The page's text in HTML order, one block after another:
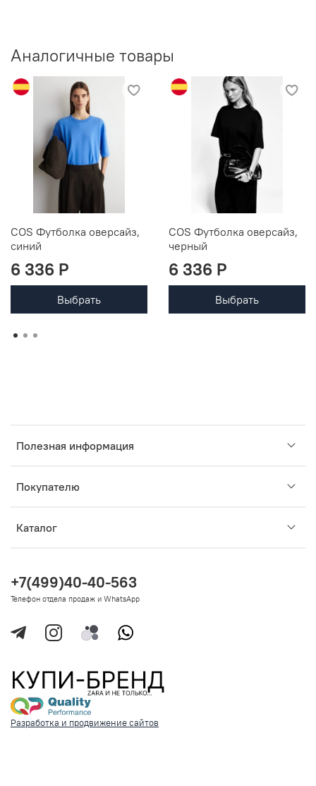
Аналогичные товары
COS Футболка оверсайз,
синий
6 336 P
Выбрать
COS Футболка оверсайз,
черный
6 336 P
Выбрать
Полезная информация
Покупателю
Каталог
+7(499)40-40-563
Телефон отдела продаж и WhatsApp
Разработка и продвижение сайтов